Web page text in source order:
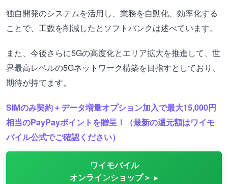
独自開発のシステムを活用し、業務を自動化、効率化する
ことで、工数を削減したとソフトバンクは述べています。
また、今後さらに5Gの高度化とエリア拡大を推進して、世
界最高レベルの5Gネットワーク構築を目指すとしており、
期待が持てます。
SIMのみ契約＋データ増量オプション加入で最大15,000円
相当のPayPayポイントを贈呈！（最新の還元額はワイモ
バイル公式でご確認ください）
ワイモバイル
オンラインショップ＞